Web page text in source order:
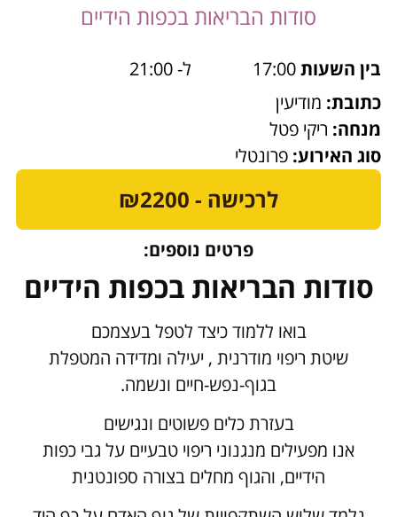
סודות הבריאות בכפות הידיים
פרטים נוספים:
סודות הבריאות בכפות הידיים
בואו ללמוד כיצד לטפל בעצמכם
שיטת ריפוי מודרנית , יעילה ומדידה המטפלת
בגוף-נפש-חיים ונשמה.
בעזרת כלים פשוטים ונגישים
אנו מפעילים מנגנוני ריפוי טבעיים על גבי כפות
הידיים, והגוף מחלים בצורה ספונטנית
בין השעות
ל- 21:00
כתובת: מודיעין
מנחה: ריקי פטל
סוג האירוע: פרונטלי
לרכישה - ₪2200